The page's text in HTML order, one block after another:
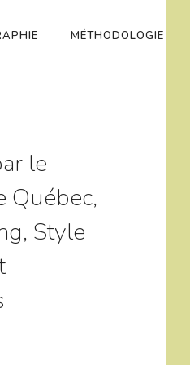
MÉTHODOLOGIE
le
Québec,
Style